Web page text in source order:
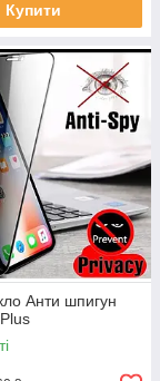
Купити
Анти шпигун